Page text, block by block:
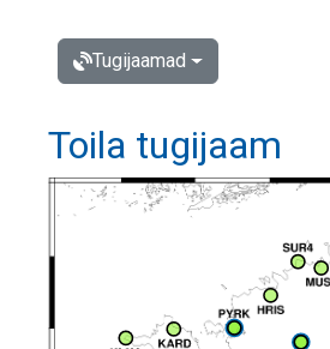
Tugijaamad
Toila tugijaam